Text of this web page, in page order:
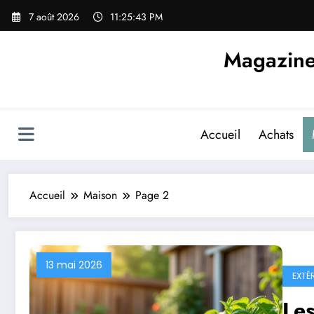
Aller
7 août 2026 11:25:44 PM
Accueil Achats
Accueil Maison Page 2
13 mai 2026